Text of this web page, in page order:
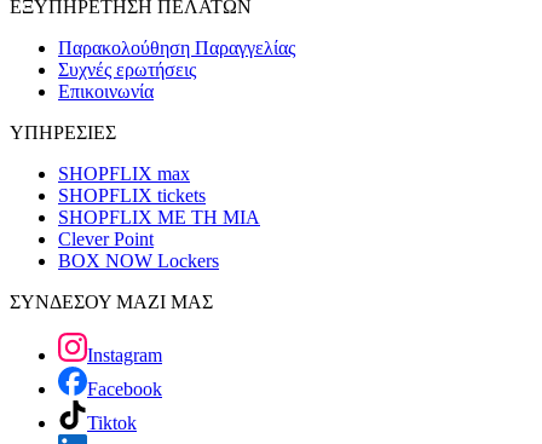
ΕΞΥΠΗΡΕΤΗΣΗ ΠΕΛΑΤΩΝ
Παρακολούθηση Παραγγελίας
Συχνές ερωτήσεις
Επικοινωνία
ΥΠΗΡΕΣΙΕΣ
SHOPFLIX max
SHOPFLIX tickets
SHOPFLIX ΜΕ ΤΗ ΜΙΑ
Clever Point
BOX NOW Lockers
ΣΥΝΔΕΣΟΥ ΜΑΖΙ ΜΑΣ
Instagram
Facebook
Tiktok